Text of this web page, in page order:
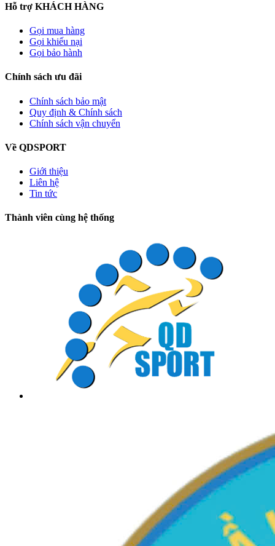
Hỗ trợ KHÁCH HÀNG
Gọi mua hàng
Gọi khiếu nại
Gọi bảo hành
Chính sách ưu đãi
Chính sách bảo mật
Quy định & Chính sách
Chính sách vận chuyển
Về QDSPORT
Giới thiệu
Liên hệ
Tin tức
Thành viên cùng hệ thống